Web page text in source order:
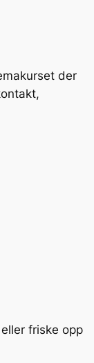
der
friske opp